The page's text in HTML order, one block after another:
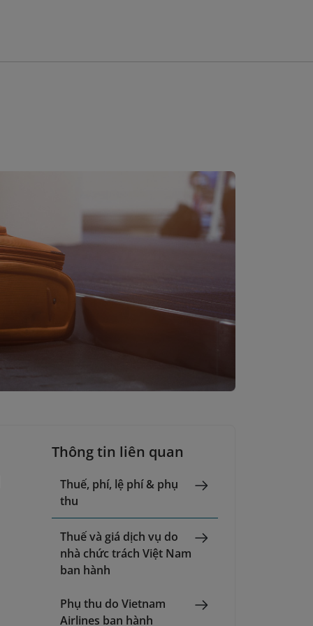
Thông tin liên quan
Thuế, phí, lệ phí & phụ
thu
Thuế và giá dịch vụ do
nhà chức trách Việt Nam
ban hành
Phụ thu do Vietnam
Airlines ban hành